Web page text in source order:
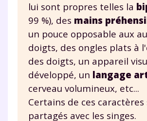
lui sont propres telles la
99 %), des mains
un pouce opposable aux
doigts, des ongles plats à
des doigts, un appareil
développé, un langage
cerveau volumineux, etc...
Certains de ces caractères
partagés avec les singes.